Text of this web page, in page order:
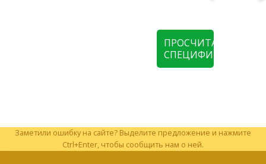
ПРОСЧИТАТЬ
СПЕЦИФИКАЦИЮ
Заметили ошибку на сайте? Выделите предложение и нажмите
Ctrl+Enter, чтобы сообщить нам о ней.